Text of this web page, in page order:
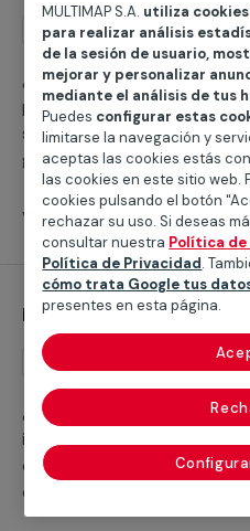
Mantenimiento
¿No sabes a quién llamar
piscinas? El proceso es
salubridad de tu
garantizan un óptimo
hogar o negocio.
Ver servicios
Impermeabilización de
Reforma
¿Buscas a alguien que te
impermeabilización de
equipos de expertos en la
cualquier necesidad en la
piscinas de hormigón o de
MULTIMAP S.A. utiliza
para realizar análisis
de la sesión de usuario,
mejorar y personalizar
mediante el análisis de tus
Puedes configurar estas
limitarse la navegación y
aceptas las cookies estás
las cookies en este sitio web.
cookies pulsando el botón
rechazar su uso. Si deseas
consultar nuestra Política de
Política de Privacidad.
cómo trata Google tus
presentes en esta página.